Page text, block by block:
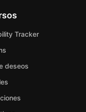
Tracker
deseos